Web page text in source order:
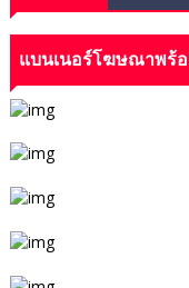
แบนเนอร์โฆษณาพร้